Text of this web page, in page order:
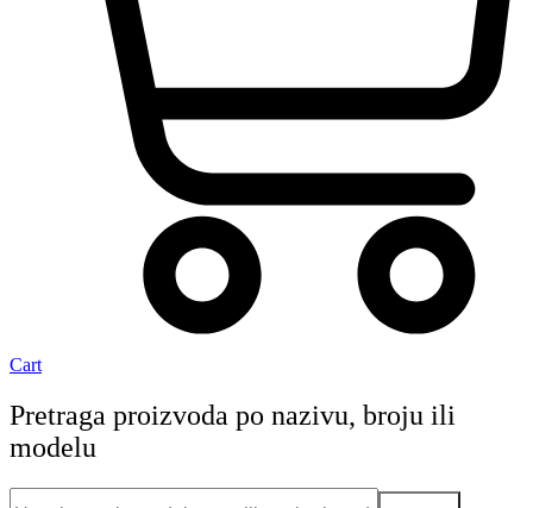
Cart
Pretraga proizvoda po nazivu, broju ili
modelu